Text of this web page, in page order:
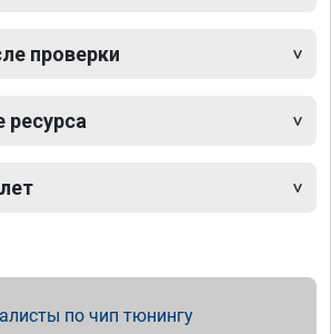
проверки
ресурса
по чип тюнингу